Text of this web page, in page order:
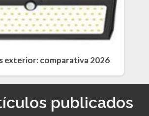
exterior: comparativa 2026
publicados